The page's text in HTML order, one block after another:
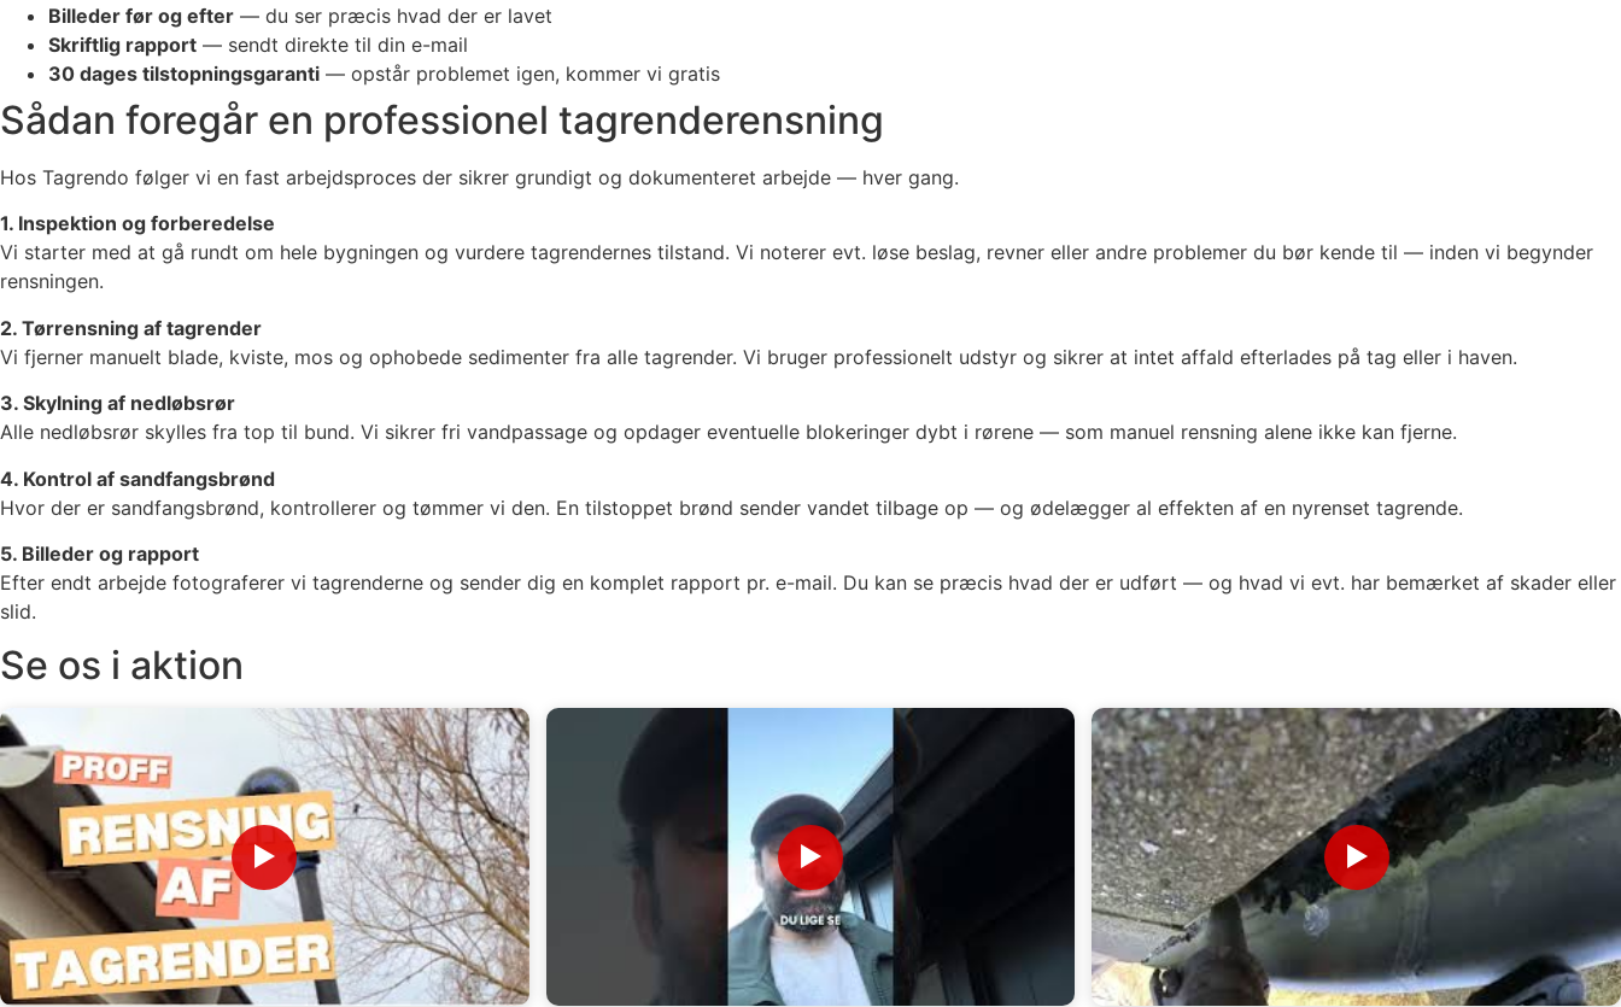
Billeder før og efter — du ser præcis hvad der er lavet
Skriftlig rapport — sendt direkte til din e-mail
30 dages tilstopningsgaranti — opstår problemet igen, kommer vi gratis
Sådan foregår en professionel tagrenderensning
Hos Tagrendo følger vi en fast arbejdsproces der sikrer grundigt og dokumenteret arbejde — hver gang.
1. Inspektion og forberedelse
Vi starter med at gå rundt om hele bygningen og vurdere tagrendernes tilstand. Vi noterer evt. løse beslag, revner eller andre problemer du bør kende til — inden vi begynder
rensningen.
2. Tørrensning af tagrender
Vi fjerner manuelt blade, kviste, mos og ophobede sedimenter fra alle tagrender. Vi bruger professionelt udstyr og sikrer at intet affald efterlades på tag eller i haven.
3. Skylning af nedløbsrør
Alle nedløbsrør skylles fra top til bund. Vi sikrer fri vandpassage og opdager eventuelle blokeringer dybt i rørene — som manuel rensning alene ikke kan fjerne.
4. Kontrol af sandfangsbrønd
Hvor der er sandfangsbrønd, kontrollerer og tømmer vi den. En tilstoppet brønd sender vandet tilbage op — og ødelægger al effekten af en nyrenset tagrende.
5. Billeder og rapport
Efter endt arbejde fotograferer vi tagrenderne og sender dig en komplet rapport pr. e-mail. Du kan se præcis hvad der er udført — og hvad vi evt. har bemærket af skader eller
slid.
Se os i aktion
▶ ▶ ▶